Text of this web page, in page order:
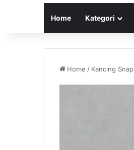
Home Kategori
Home / Kancing Snap